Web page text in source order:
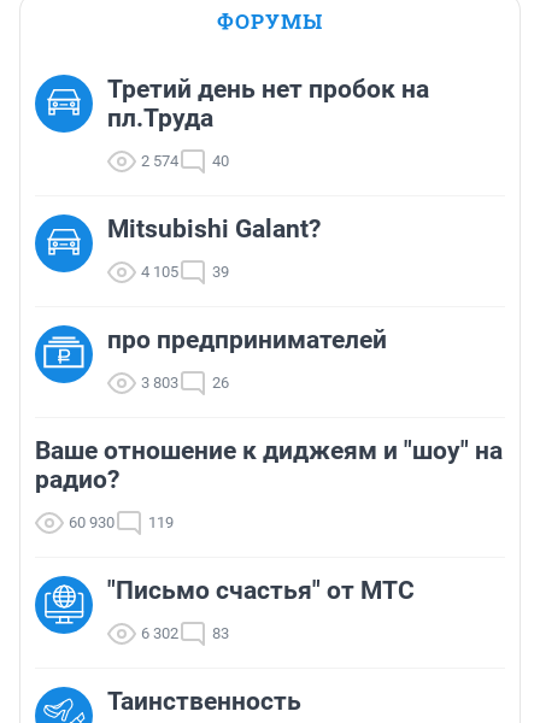
ФОРУМЫ
Третий день нет пробок на
пл.Труда
2 574 40
Mitsubishi Galant?
4 105 39
про предпринимателей
3 803 26
Ваше отношение к диджеям и "шоу" на
радио?
60 930 119
"Письмо счастья" от МТС
6 302 83
Таинственность